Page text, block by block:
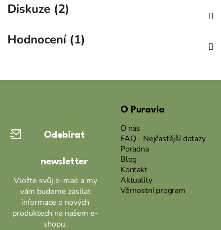
Diskuze (2)
Hodnocení (1)
Odebírat
newsletter
Vložte svůj e-mail a my
vám budeme zasílat
informace o nových
produktech na našem e-
shopu.
O Puravia
O nás
FAQ - Nejčastější dotazy
Poradna
Blog
Kontakt
Aktuality
Věrnostní program